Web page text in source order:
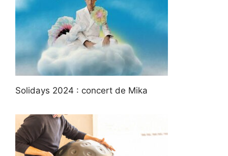
Solidays 2024 : concert de Mika